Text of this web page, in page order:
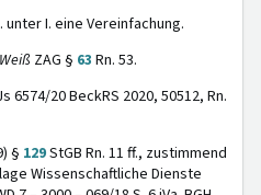
I. eine Vereinfachung.
Weiß ZAG § 63 Rn. 53.
6574/20 BeckRS 2020, 50512, Rn.
§ 129StGB Rn. 11 ff., zustimmend
Wissenschaftliche Dienste